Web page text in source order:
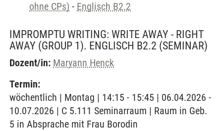
ohne CPs) - Englisch B2.2
IMPROMPTU WRITING: WRITE AWAY - RIGHT
AWAY (GROUP 1). ENGLISCH B2.2 (SEMINAR)
Dozent/in: Maryann Henck
Termin:
wöchentlich | Montag | 14:15 - 15:45 | 06.04.2026 -
10.07.2026 | C 5.111 Seminarraum | Raum in Geb.
5 in Absprache mit Frau Borodin